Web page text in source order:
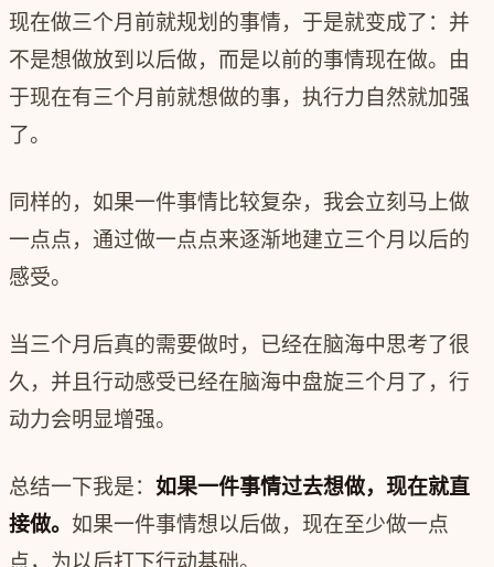
现在做三个月前就规划的事情，于是就变成了：并
不是想做放到以后做，而是以前的事情现在做。由
于现在有三个月前就想做的事，执行力自然就加强
了。
同样的，如果一件事情比较复杂，我会立刻马上做
一点点，通过做一点点来逐渐地建立三个月以后的
感受。
当三个月后真的需要做时，已经在脑海中思考了很
久，并且行动感受已经在脑海中盘旋三个月了，行
动力会明显增强。
总结一下我是： 如果一件事情过去想做，现在就直
接做。 如果一件事情想以后做，现在至少做一点
点，为以后打下行动基础。